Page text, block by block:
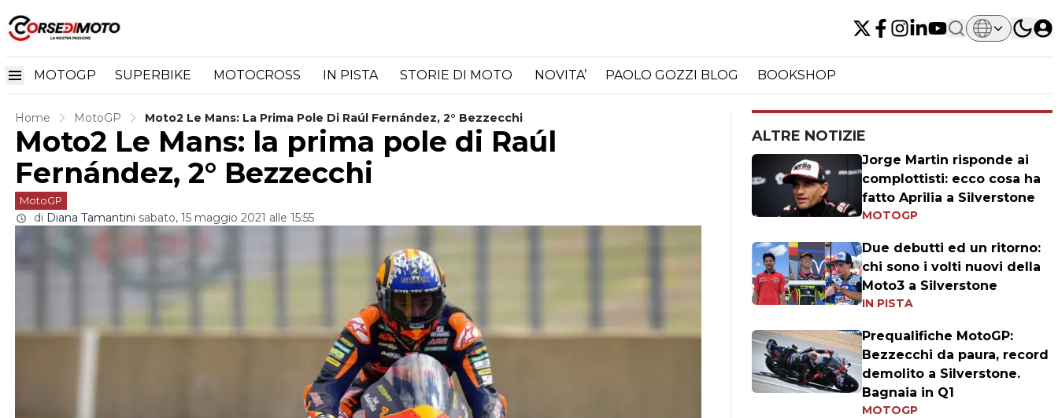
MOTOGP SUPERBIKE MOTOCROSS IN PISTA STORIE DI MOTO NOVITA’ PAOLO GOZZI BLOG BOOKSHOP
Home MotoGP Moto2 Le Mans: La Prima Pole Di Raúl Fernández, 2° Bezzecchi
Moto2 Le Mans: la prima pole di Raúl
Fernández, 2° Bezzecchi
MotoGP
di Diana Tamantini sabato, 15 maggio 2021 alle 15:55
ALTRE NOTIZIE
Jorge Martin risponde ai
complottisti: ecco cosa ha
fatto Aprilia a Silverstone
MOTOGP
Due debutti ed un ritorno:
chi sono i volti nuovi della
Moto3 a Silverstone
IN PISTA
Prequalifiche MotoGP:
Bezzecchi da paura, record
demolito a Silverstone.
Bagnaia in Q1
MOTOGP